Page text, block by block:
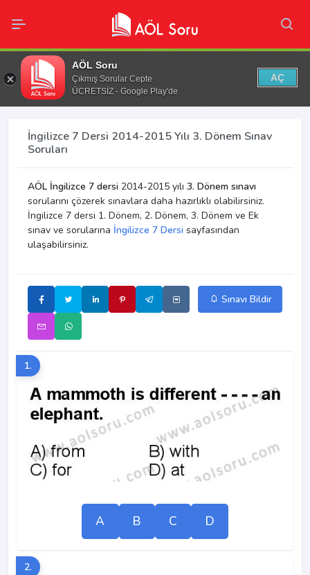
AÖL Soru
Çıkmış Sorular Cepte
ÜCRETSİZ - Google Play'de
AÇ
İngilizce 7 Dersi 2014-2015 Yılı 3. Dönem Sınav
Soruları
AÖL İngilizce 7 dersi 2014-2015 yılı 3. Dönem sınavı
sorularını çözerek sınavlara daha hazırlıklı olabilirsiniz.
İngilizce 7 dersi 1. Dönem, 2. Dönem, 3. Dönem ve Ek
sınav ve sorularına İngilizce 7 Dersi sayfasından
ulaşabilirsiniz.
Sınavı Bildir
1.
A B C D
2.